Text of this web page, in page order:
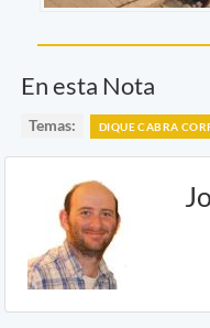
En esta Nota
Temas: DIQUE CABRA